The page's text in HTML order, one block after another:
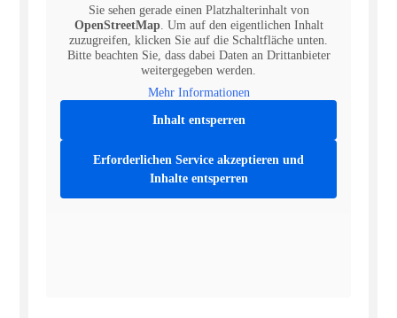
Sie sehen gerade einen Platzhalterinhalt von
OpenStreetMap. Um auf den eigentlichen Inhalt
zuzugreifen, klicken Sie auf die Schaltfläche unten.
Bitte beachten Sie, dass dabei Daten an Drittanbieter
weitergegeben werden.
Mehr Informationen
Inhalt entsperren
Erforderlichen Service akzeptieren und
Inhalte entsperren